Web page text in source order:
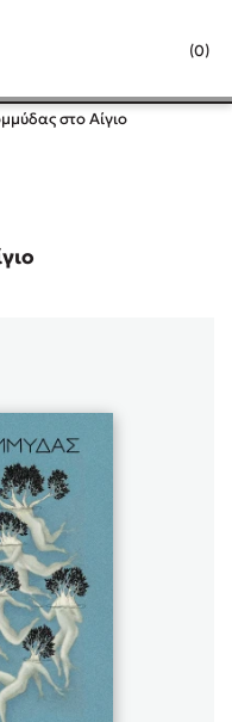
(0)
Κλείσιμο
στο Αίγιο